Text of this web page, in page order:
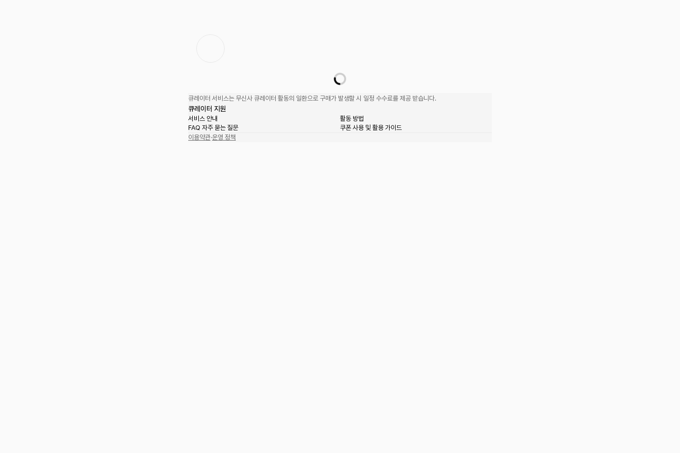
큐레이터 서비스는 무신사 큐레이터 활동의 일환으로 구매가 발생할 시 일정 수수료를 제공 받습니다.
큐레이터 지원
서비스 안내
활동 방법
FAQ 자주 묻는 질문
쿠폰 사용 및 활용 가이드
이용약관·운영 정책